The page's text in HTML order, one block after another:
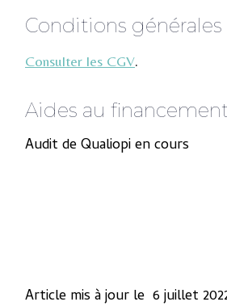
Conditions
Consulter les CGV.
Aides au
Audit de Qualiopi en cours
Article mis à jour le 6 juillet